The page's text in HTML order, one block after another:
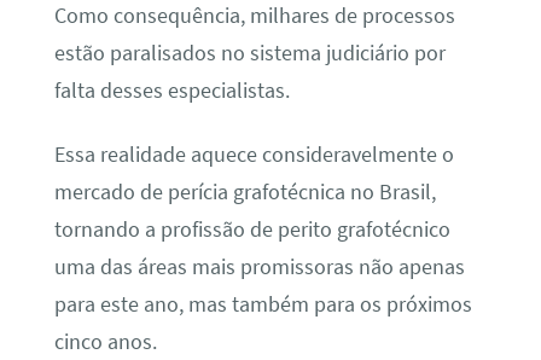
Como consequência, milhares de processos
estão paralisados no sistema judiciário por
falta desses especialistas.
Essa realidade aquece consideravelmente o
mercado de perícia grafotécnica no Brasil,
tornando a profissão de perito grafotécnico
uma das áreas mais promissoras não apenas
para este ano, mas também para os próximos
cinco anos.